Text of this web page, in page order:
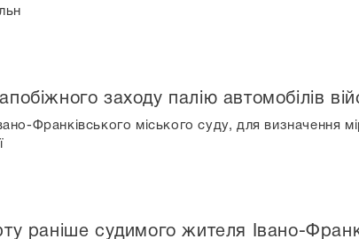
заходу палію автомобілів
Франківського міського суду, для визначення
раніше судимого жителя Івано-